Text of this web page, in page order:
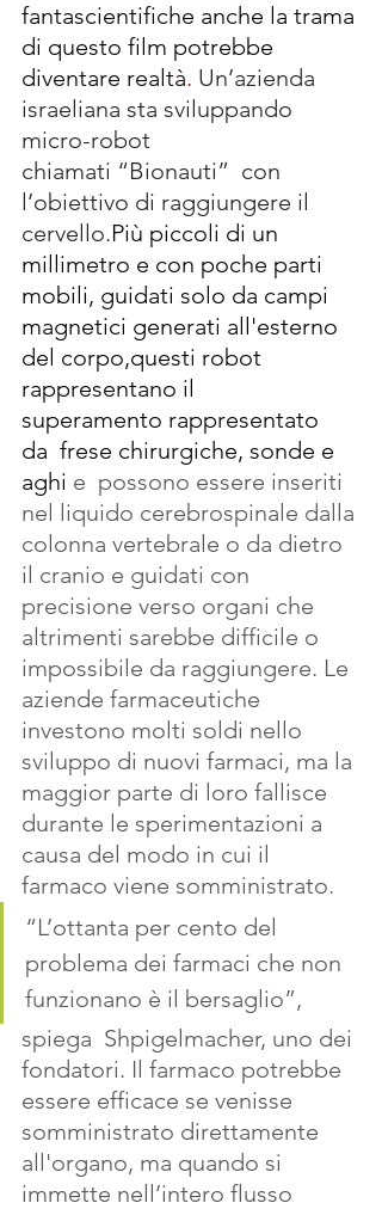
fantascientifiche anche la trama
di questo film potrebbe
diventare realtà. Un’azienda
israeliana sta sviluppando
micro-robot
chiamati “Bionauti”  con
l’obiettivo di raggiungere il
cervello.Più piccoli di un
millimetro e con poche parti
mobili, guidati solo da campi
magnetici generati all'esterno
del corpo,questi robot
rappresentano il
superamento rappresentato
da  frese chirurgiche, sonde e
aghi e  possono essere inseriti
nel liquido cerebrospinale dalla
colonna vertebrale o da dietro
il cranio e guidati con
precisione verso organi che
altrimenti sarebbe difficile o
impossibile da raggiungere. Le
aziende farmaceutiche
investono molti soldi nello
sviluppo di nuovi farmaci, ma la
maggior parte di loro fallisce
durante le sperimentazioni a
causa del modo in cui il
farmaco viene somministrato.
“L’ottanta per cento del
problema dei farmaci che non
funzionano è il bersaglio”,
spiega  Shpigelmacher, uno dei
fondatori. Il farmaco potrebbe
essere efficace se venisse
somministrato direttamente
all'organo, ma quando si
immette nell’intero flusso